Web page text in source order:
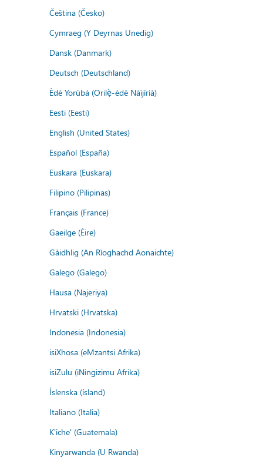
Čeština (Česko)
Cymraeg (Y Deyrnas Unedig)
Dansk (Danmark)
Deutsch (Deutschland)
Èdè Yorùbá (Orilẹ̀-èdè Nàìjíríà)
Eesti (Eesti)
English (United States)
Español (España)
Euskara (Euskara)
Filipino (Pilipinas)
Français (France)
Gaeilge (Éire)
Gàidhlig (An Rìoghachd Aonaichte)
Galego (Galego)
Hausa (Najeriya)
Hrvatski (Hrvatska)
Indonesia (Indonesia)
isiXhosa (eMzantsi Afrika)
isiZulu (iNingizimu Afrika)
Íslenska (ísland)
Italiano (Italia)
K'iche' (Guatemala)
Kinyarwanda (U Rwanda)